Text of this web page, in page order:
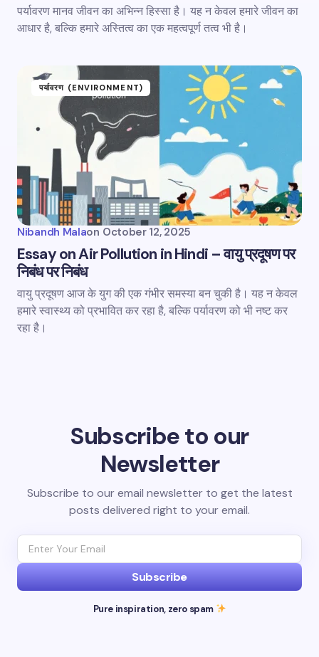
पर्यावरण मानव जीवन का अभिन्न हिस्सा है। यह न केवल हमारे जीवन का
आधार है, बल्कि हमारे अस्तित्व का एक महत्वपूर्ण तत्व भी है।
पर्यावरण (ENVIRONMENT)
Nibandh Malaon October 12, 2025
Essay on Air Pollution in Hindi – वायु प्रदूषण पर
निबंध पर निबंध
वायु प्रदूषण आज के युग की एक गंभीर समस्या बन चुकी है। यह न केवल
हमारे स्वास्थ्य को प्रभावित कर रहा है, बल्कि पर्यावरण को भी नष्ट कर
रहा है।
Subscribe to our
Newsletter
Subscribe to our email newsletter to get the latest
posts delivered right to your email.
Subscribe
Pure inspiration, zero spam